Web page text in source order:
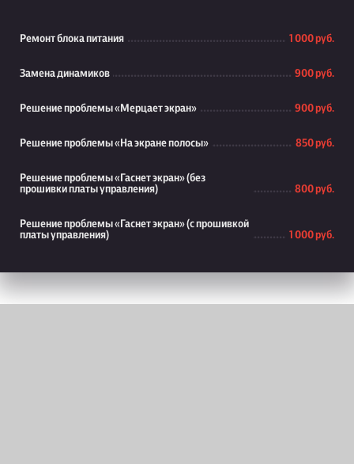
Ремонт блока питания 1 000 руб.
Замена динамиков 900 руб.
Решение проблемы «Мерцает экран» 900 руб.
Решение проблемы «На экране полосы» 850 руб.
Решение проблемы «Гаснет экран» (без
прошивки платы управления)
800 руб.
Решение проблемы «Гаснет экран» (с прошивкой
платы управления)
1 000 руб.